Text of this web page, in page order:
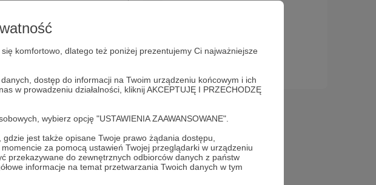
komfortowo, dlatego też poniżej prezentujemy Ci najważniejsze
dostęp do informacji na Twoim urządzeniu końcowym i ich
w prowadzeniu działalności, kliknij AKCEPTUJĘ I PRZECHODZĘ
wybierz opcję "USTAWIENIA ZAAWANSOWANE".
jest także opisane Twoje prawo żądania dostępu,
za pomocą ustawień Twojej przeglądarki w urządzeniu
przekazywane do zewnętrznych odbiorców danych z państw
informacje na temat przetwarzania Twoich danych w tym
moich danych
rejestracyjnym w celu
serwisu Patronite.
Patronem!